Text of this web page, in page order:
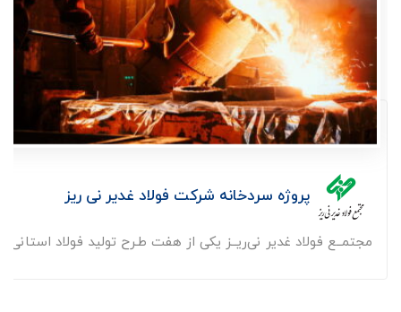
پروژه سردخانه شرکت فولاد غدیر نی ریز
مجتمــع فولاد غدیر نی‌‏ریــز یکی از هفت طـرح تولید فولاد استانی،